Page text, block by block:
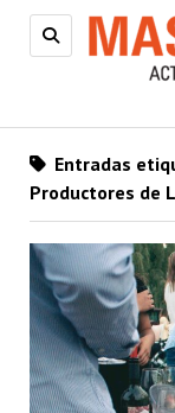
Entradas
Productores de